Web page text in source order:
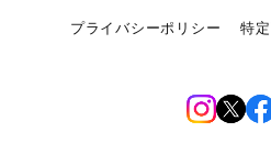
プライバシーポリシー 特